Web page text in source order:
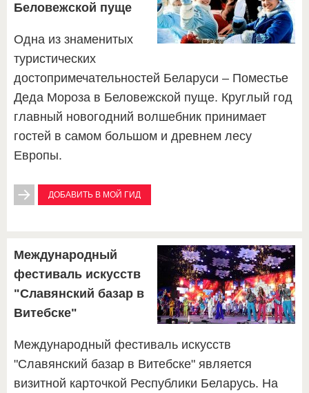
Беловежской пуще
Одна из знаменитых
туристических
достопримечательностей Беларуси – Поместье
Деда Мороза в Беловежской пуще. Круглый год
главный новогодний волшебник принимает
гостей в самом большом и древнем лесу
Европы.
ДОБАВИТЬ В МОЙ ГИД
Международный
фестиваль искусств
"Славянский базар в
Витебске"
Международный фестиваль искусств
"Славянский базар в Витебске" является
визитной карточкой Республики Беларусь. На